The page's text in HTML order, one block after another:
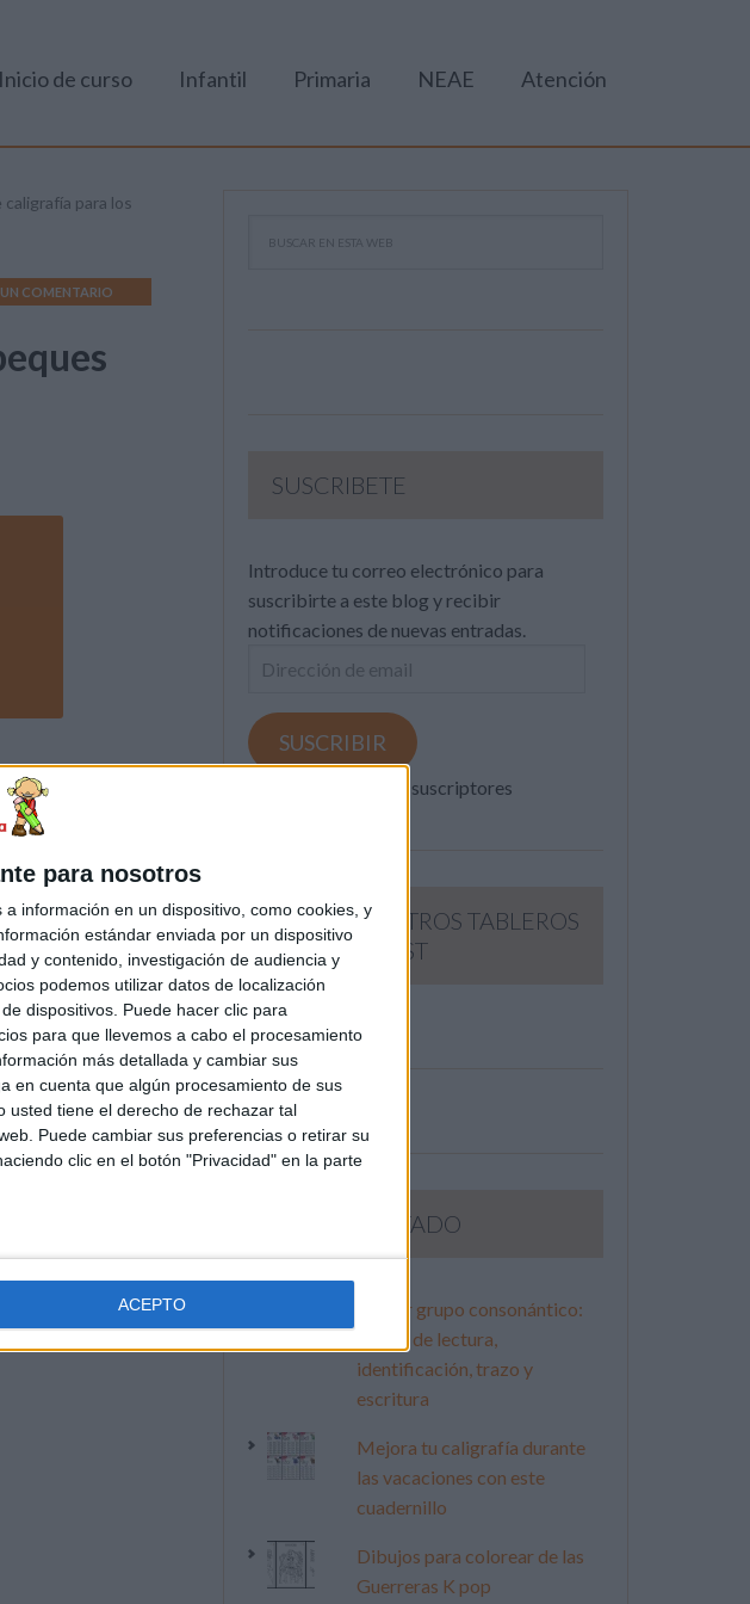
para nosotros
información en un dispositivo, como cookies, y
estándar enviada por un dispositivo
y contenido, investigación de audiencia y
podemos utilizar datos de localización
dispositivos. Puede hacer clic para
para que llevemos a cabo el procesamiento
más detallada y cambiar sus
en cuenta que algún procesamiento de sus
usted tiene el derecho de rechazar tal
Puede cambiar sus preferencias o retirar su
clic en el botón "Privacidad" en la parte
ACEPTO
Inicio de curso Infantil Primaria NEAE Atención
para los
COMENTARIO
SUSCRIBETE
Introduce tu correo electrónico para
suscribirte a este blog y recibir
notificaciones de nuevas entradas.
Dirección
email
SUSCRIBIR
Únete a otros 371K suscriptores
SIGUE NUESTROS TABLEROS
EN PINTEREST
LO MÁS VISITADO
Primer grupo consonántico:
Fichas de lectura,
identificación, trazo y
escritura
Mejora tu caligrafía durante
las vacaciones con este
cuadernillo
Dibujos para colorear de las
Guerreras K pop